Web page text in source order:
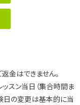
金はできません。
スン当日（集合時間ま
日の変更は基本的に当